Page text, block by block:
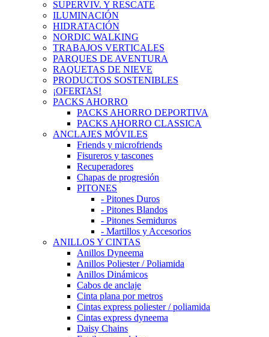
SUPERVIV. Y RESCATE
ILUMINACIÓN
HIDRATACIÓN
NORDIC WALKING
TRABAJOS VERTICALES
PARQUES DE AVENTURA
RAQUETAS DE NIEVE
PRODUCTOS SOSTENIBLES
¡OFERTAS!
PACKS AHORRO
PACKS AHORRO DEPORTIVA
PACKS AHORRO CLASSICA
ANCLAJES MÓVILES
Friends y microfriends
Fisureros y tascones
Recuperadores
Chapas de progresión
PITONES
- Pitones Duros
- Pitones Blandos
- Pitones Semiduros
- Martillos y Accesorios
ANILLOS Y CINTAS
Anillos Dyneema
Anillos Poliester / Poliamida
Anillos Dinámicos
Cabos de anclaje
Cinta plana por metros
Cintas express poliester / poliamida
Cintas express dyneema
Daisy Chains